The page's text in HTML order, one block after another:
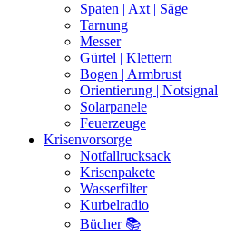
Spaten | Axt | Säge
Tarnung
Messer
Gürtel | Klettern
Bogen | Armbrust
Orientierung | Notsignal
Solarpanele
Feuerzeuge
Krisenvorsorge
Notfallrucksack
Krisenpakete
Wasserfilter
Kurbelradio
Bücher 📚